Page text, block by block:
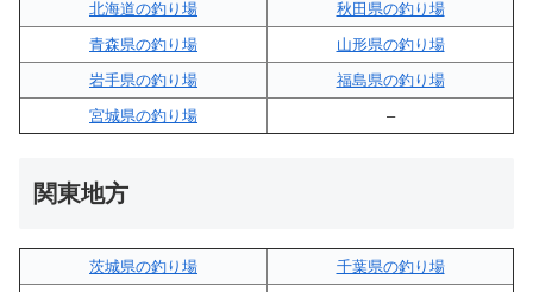
北海道の釣り場
秋田県の釣り場
青森県の釣り場
山形県の釣り場
岩手県の釣り場
福島県の釣り場
宮城県の釣り場
–
関東地方
茨城県の釣り場
千葉県の釣り場